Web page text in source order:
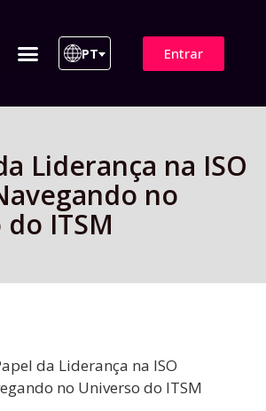
PT Entrar
Liderança na ISO
no
ITSM
da Liderança na ISO
no Universo do ITSM